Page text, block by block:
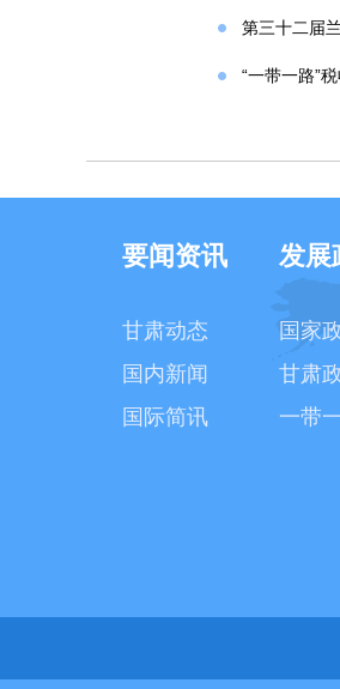
第三十二届
“一带一路”
要闻资讯
甘肃动态
国内新闻
国际简讯
发展
国家
甘肃
一带